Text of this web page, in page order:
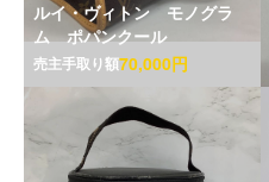
ルイ・ヴィトン モノグラ
ム ポパンクール
売主手取り額70,000円